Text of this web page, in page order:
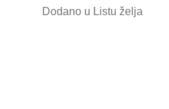
Dodano u Listu želja